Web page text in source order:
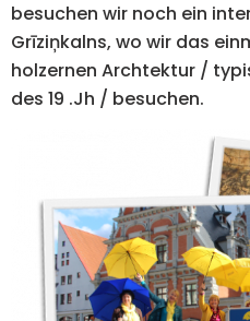
besuchen wir noch ein
Grīziņkalns, wo wir das
holzernen Archtektur /
des 19 .Jh / besuchen.